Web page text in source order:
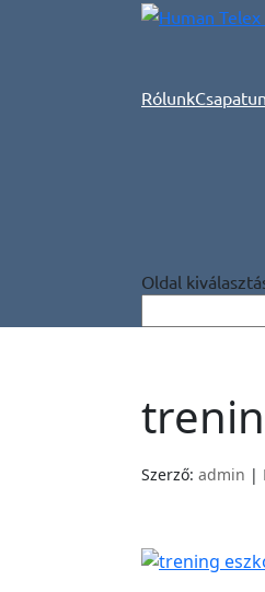
Rólunk
Oldal
Szerző: admin |